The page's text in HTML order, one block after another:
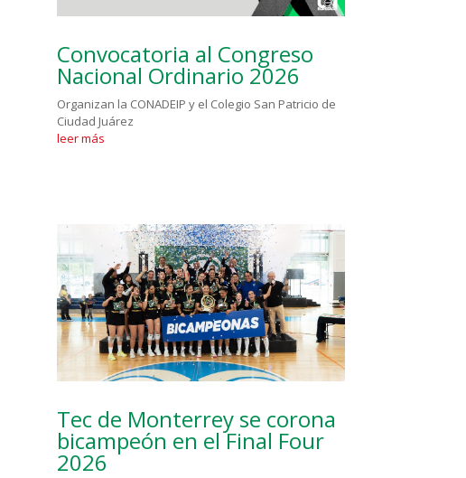
Convocatoria al Congreso
Nacional Ordinario 2026
Organizan la CONADEIP y el Colegio San Patricio de
Ciudad Juárez
leer más
Tec de Monterrey se corona
bicampeón en el Final Four
2026